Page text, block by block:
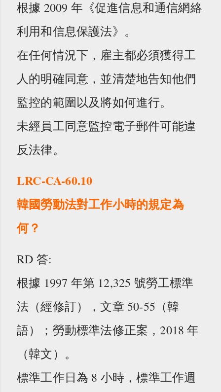
根據 2009 年《促進信息和通信網絡
利用和信息保護法》。
在任何情況下，雇主都必須獲得工
人的明確同意，並清楚地告知他們
監控的範圍以及將如何進行。
未經員工同意監控電子郵件可能違
反法律。
LRC-CA-60.10
韓國勞動法對工作小時的規定為
何？
RD 答:
根據 1997 年第 12,325 號勞工標準
法（經修訂），文章 50-55（韓
語）；勞動標準法修正案，2018 年
（韓文）。
標準工作日為 8 小時，標準工作週